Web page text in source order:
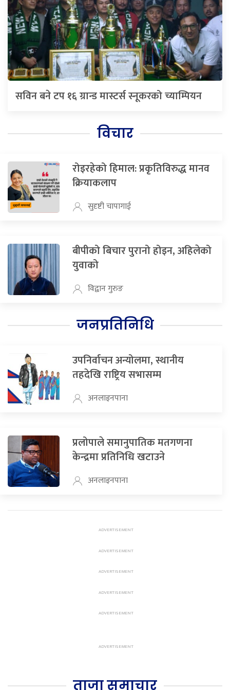
सविन बने टप १६ ग्रान्ड मास्टर्स स्नूकरको च्याम्पियन
विचार
रोइरहेको हिमाल: प्रकृतिविरुद्ध मानव
क्रियाकलाप
सुदृष्टी चापागाई
बीपीको बिचार पुरानो होइन, अहिलेको
युवाको
विद्वान गुरुङ
जनप्रतिनिधि
उपनिर्वाचन अन्योलमा, स्थानीय
तहदेखि राष्ट्रिय सभासम्म
अनलाइनपाना
प्रलोपाले समानुपातिक मतगणना
केन्द्रमा प्रतिनिधि खटाउने
अनलाइनपाना
ताजा समाचार